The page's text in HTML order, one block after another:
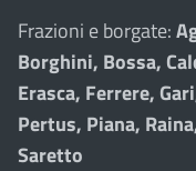
Frazioni e borgate:
Borghini, Bossa,
Erasca, Ferrere,
Pertus, Piana,
Saretto